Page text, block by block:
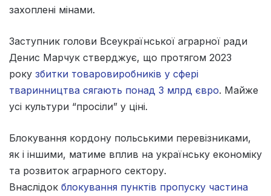
захоплені мінами.
Заступник голови Всеукраїнської аграрної ради
Денис Марчук стверджує, що протягом 2023
року збитки товаровиробників у сфері
тваринництва сягають понад 3 млрд євро. Майже
усі культури “просіли” у ціні.
Блокування кордону польськими перевізниками,
як і іншими, матиме вплив на українську економіку
та розвиток аграрного сектору.
Внаслідок блокування пунктів пропуску частина